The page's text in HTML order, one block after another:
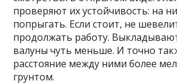
проверяют их устойчивость: на
попрыгать. Если стоит, не
продолжать работу.
валуны чуть меньше. И точно
расстояние между ними более
грунтом.